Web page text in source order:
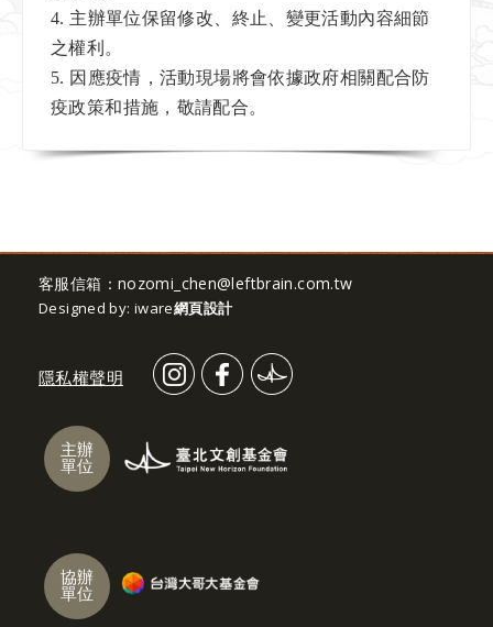
4. 主辦單位保留修改、終止、變更活動內容細節
之權利。
5. 因應疫情，活動現場將會依據政府相關配合防
疫政策和措施，敬請配合。
客服信箱： nozomi_chen@leftbrain.com.tw
Designed by: iware網頁設計
隱私權聲明
主辦
單位
協辦
單位